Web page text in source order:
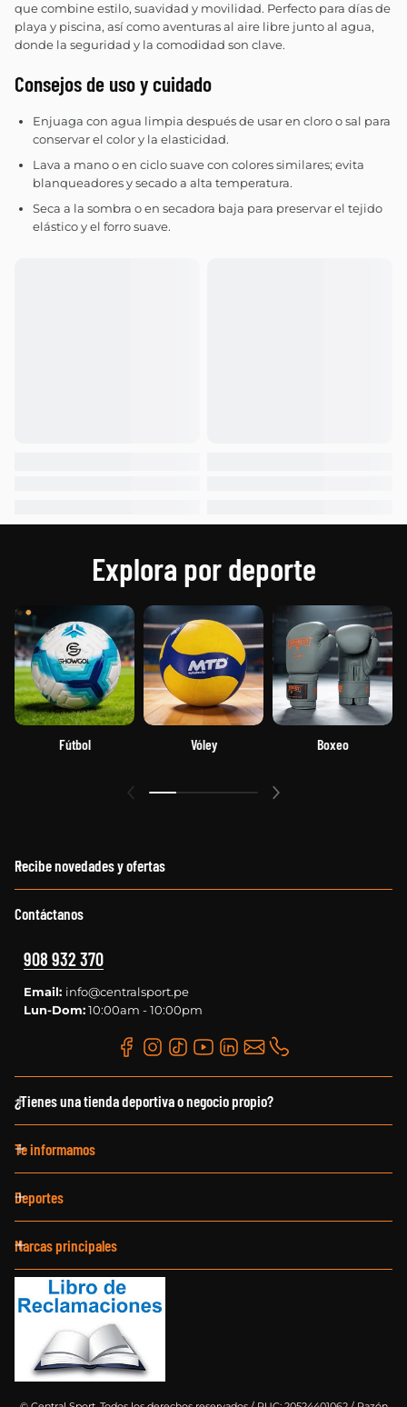
que combine estilo, suavidad y movilidad. Perfecto para días de
playa y piscina, así como aventuras al aire libre junto al agua,
donde la seguridad y la comodidad son clave.
Consejos de uso y cuidado
Enjuaga con agua limpia después de usar en cloro o sal para
conservar el color y la elasticidad.
Lava a mano o en ciclo suave con colores similares; evita
blanqueadores y secado a alta temperatura.
Seca a la sombra o en secadora baja para preservar el tejido
elástico y el forro suave.
Explora por deporte
Fútbol Vóley Boxeo
Recibe novedades y ofertas
Contáctanos
908 932 370
Email: info@centralsport.pe
Lun-Dom: 10:00am - 10:00pm
¿Tienes una tienda deportiva o negocio propio?
Te informamos
Deportes
Marcas principales